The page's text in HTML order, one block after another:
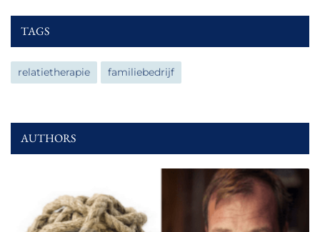
TAGS
relatietherapie familiebedrijf
AUTHORS